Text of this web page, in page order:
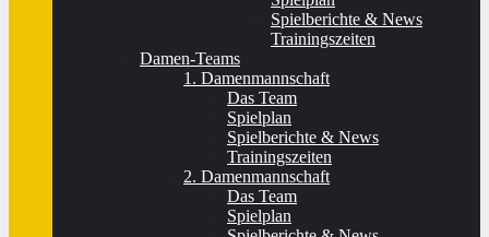
Spielberichte & News
Trainingszeiten
Damen-Teams
1. Damenmannschaft
Das Team
Spielplan
Spielberichte & News
Trainingszeiten
2. Damenmannschaft
Das Team
Spielplan